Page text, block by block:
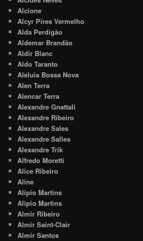
Alcione
Alcyr Pires Vermelho
Alda Perdigão
Aldemar Brandão
Aldir Blanc
Aldo Taranto
Aleluia Bossa Nova
Alen Terra
Alencar Terra
Alexandre Gnattali
Alexandre Ribeiro
Alexandre Sales
Alexandre Salles
Alexandre Trik
Alfredo Moretti
Alice Ribeiro
Aline
Alípio Martins
Alipio Martins
Almir Ribeiro
Almir Saint-Clair
Almir Santos